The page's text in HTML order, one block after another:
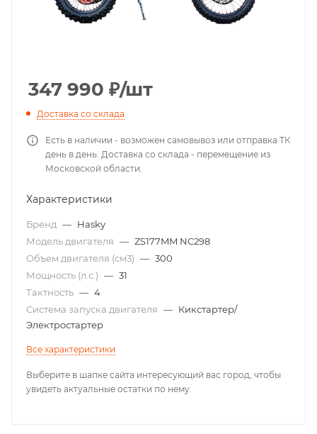
347 990 ₽/шт
Доставка со склада
Есть в наличии - возможен самовывоз или отправка ТК
день в день. Доставка со склада - перемещение из
Московской области.
Характеристики
Бренд — Hasky
Модель двигателя — ZS177MM NC298
Объем двигателя (см3) — 300
Мощность (л.с.) — 31
Тактность — 4
Система запуска двигателя — Кикстартер/
Электростартер
Все характеристики
Выберите в шапке сайта интересующий вас город, чтобы
увидеть актуальные остатки по нему.